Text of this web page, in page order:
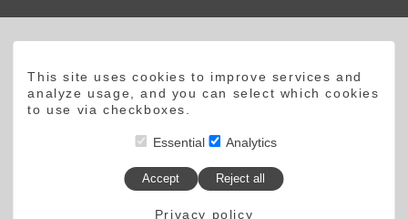
084-983-3761
Webでのお問い合わせ
お問い合わせフォーム
This site uses cookies to improve services and
analyze usage, and you can select which cookies
to use via checkboxes.
Essential Analytics
Accept Reject all
Privacy policy